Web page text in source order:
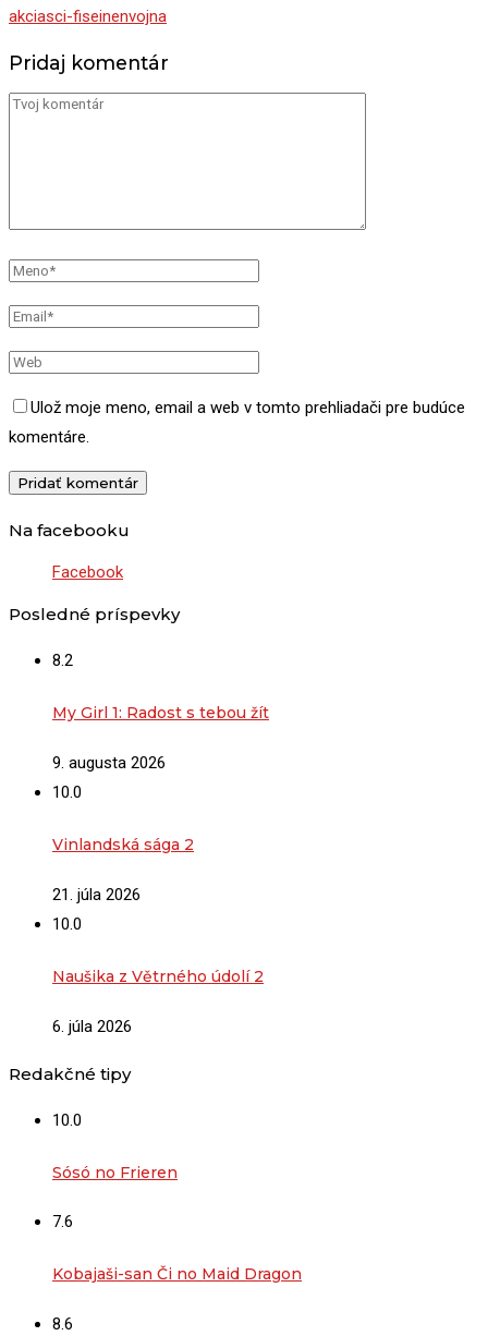
akciasci-fiseinenvojna
Pridaj komentár
Ulož moje meno, email a web v tomto prehliadači pre budúce
komentáre.
Na facebooku
Facebook
Posledné príspevky
8.2
My Girl 1: Radost s tebou žít
9. augusta 2026
10.0
Vinlandská sága 2
21. júla 2026
10.0
Naušika z Větrného údolí 2
6. júla 2026
Redakčné tipy
10.0
Sósó no Frieren
7.6
Kobajaši-san Či no Maid Dragon
8.6